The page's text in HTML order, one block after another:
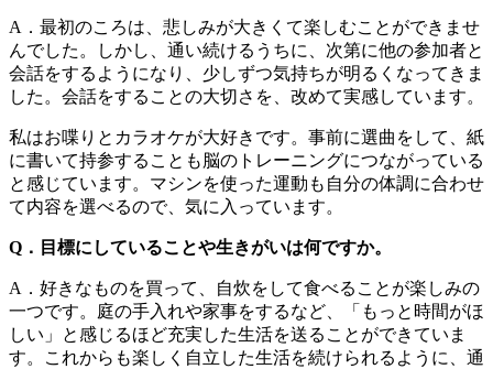
A．最初のころは、悲しみが大きくて楽しむことができませ
んでした。しかし、通い続けるうちに、次第に他の参加者と
会話をするようになり、少しずつ気持ちが明るくなってきま
した。会話をすることの大切さを、改めて実感しています。
私はお喋りとカラオケが大好きです。事前に選曲をして、紙
に書いて持参することも脳のトレーニングにつながっている
と感じています。マシンを使った運動も自分の体調に合わせ
て内容を選べるので、気に入っています。
Q．目標にしていることや生きがいは何ですか。
A．好きなものを買って、自炊をして食べることが楽しみの
一つです。庭の手入れや家事をするなど、「もっと時間がほ
しい」と感じるほど充実した生活を送ることができていま
す。これからも楽しく自立した生活を続けられるように、通